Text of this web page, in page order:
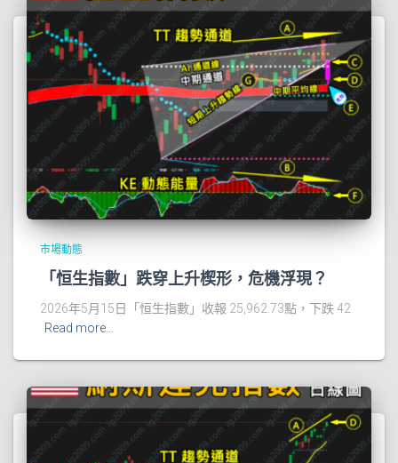
市場動態
「恒生指數」跌穿上升楔形，危機浮現？
2026年5月15日「恒生指數」收報 25,962.73點，下跌 42
Read more…